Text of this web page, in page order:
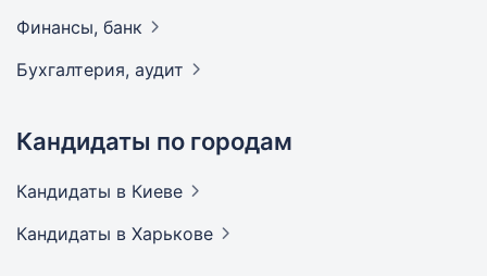
Финансы, банк
Бухгалтерия, аудит
Кандидаты по городам
Кандидаты в Киеве
Кандидаты в Харькове